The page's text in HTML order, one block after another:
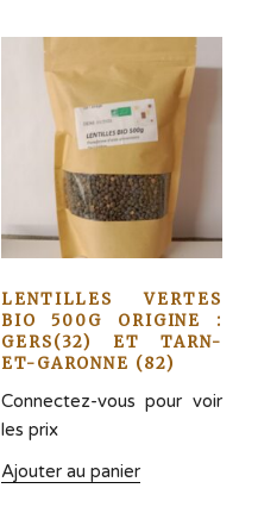
LENTILLES VERTES
BIO 500G ORIGINE :
GERS(32) ET TARN-
ET-GARONNE (82)
Connectez-vous pour voir
les prix
Ajouter au panier